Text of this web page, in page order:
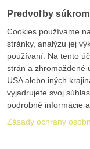
Predvoľby
Cookies používame
stránky, analýzu jej
používaní. Na tento
strán a zhromaždené
USA alebo iných
vyjadrujete svoj
podrobné informácie
Zásady ochrany